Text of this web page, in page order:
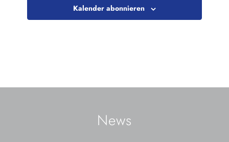
Kalender abonnieren
News